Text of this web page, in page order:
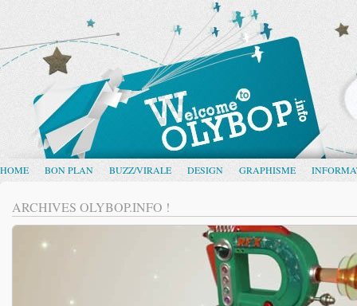
HOME BON PLAN BUZZ/VIRALE DESIGN GRAPHISME
ARCHIVES OLYBOP.INFO !